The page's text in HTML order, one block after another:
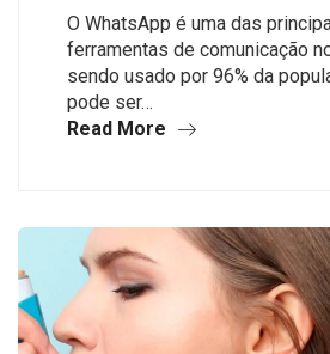
O WhatsApp é uma das
ferramentas de comunicação
sendo usado por 96% da
pode ser…
Read More